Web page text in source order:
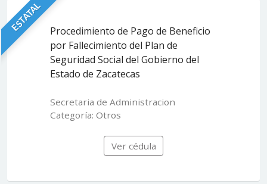
ESTATAL
Procedimiento de Pago de Beneficio
por Fallecimiento del Plan de
Seguridad Social del Gobierno del
Estado de Zacatecas
Secretaria de Administracion
Categoría: Otros
Ver cédula